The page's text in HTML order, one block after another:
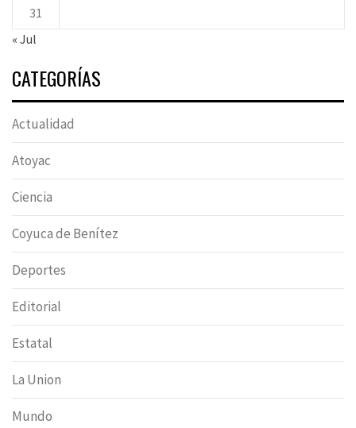
31
« Jul
CATEGORÍAS
Actualidad
Atoyac
Ciencia
Coyuca de Benítez
Deportes
Editorial
Estatal
La Union
Mundo